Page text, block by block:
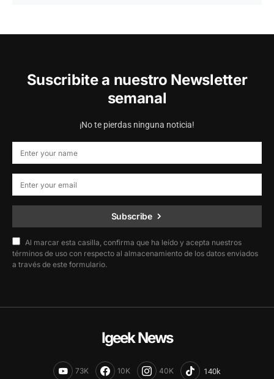
Suscribite a nuestro Newsletter
semanal
¡No te pierdas ninguna noticia!
Subscribe
Al marcar esta casilla, confirma que ha leído y acepta nuestros
términos de uso con respecto al almacenamiento de los datos enviados
a través de este formulario.
Igeek News
73K 10K 40K